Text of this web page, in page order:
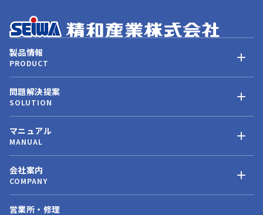
製品情報
PRODUCT
問題解決提案
SOLUTION
マニュアル
MANUAL
会社案内
COMPANY
営業所・修理